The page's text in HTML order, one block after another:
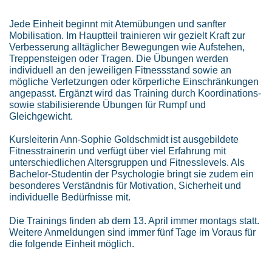
Jede Einheit beginnt mit Atemübungen und sanfter
Mobilisation. Im Hauptteil trainieren wir gezielt Kraft zur
Verbesserung alltäglicher Bewegungen wie Aufstehen,
Treppensteigen oder Tragen. Die Übungen werden
individuell an den jeweiligen Fitnessstand sowie an
mögliche Verletzungen oder körperliche Einschränkungen
angepasst. Ergänzt wird das Training durch Koordinations-
sowie stabilisierende Übungen für Rumpf und
Gleichgewicht.
Kursleiterin Ann-Sophie Goldschmidt ist ausgebildete
Fitnesstrainerin und verfügt über viel Erfahrung mit
unterschiedlichen Altersgruppen und Fitnesslevels. Als
Bachelor-Studentin der Psychologie bringt sie zudem ein
besonderes Verständnis für Motivation, Sicherheit und
individuelle Bedürfnisse mit.
Die Trainings finden ab dem 13. April immer montags statt.
Weitere Anmeldungen sind immer fünf Tage im Voraus für
die folgende Einheit möglich.